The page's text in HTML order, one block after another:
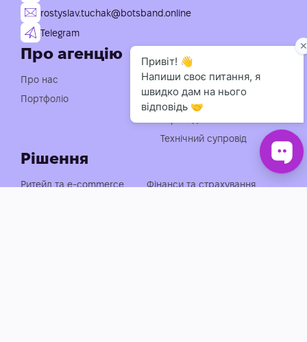
rostyslav.tuchak@botsband.online
Telegram
Про агенцію
Про нас
Портфоліо
Рішення
Ритейл та e-commerce
Фінанси та страхування
Послуги
Індивідуальна розробка
чат-ботів
Консультація із
Технічний супровід